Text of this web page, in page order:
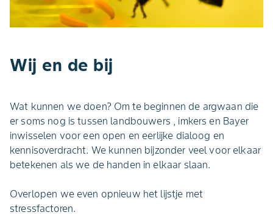
Wij en de bij
Wat kunnen we doen? Om te beginnen de argwaan die
er soms nog is tussen landbouwers , imkers en Bayer
inwisselen voor een open en eerlijke dialoog en
kennisoverdracht. We kunnen bijzonder veel voor elkaar
betekenen als we de handen in elkaar slaan.
Overlopen we even opnieuw het lijstje met
stressfactoren.